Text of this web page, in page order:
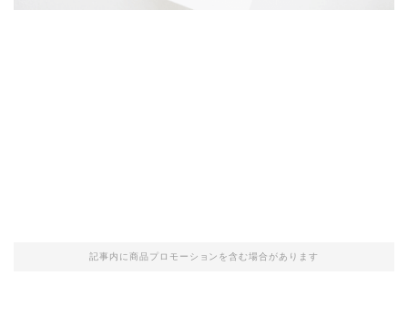
記事内に商品プロモーションを含む場合があります